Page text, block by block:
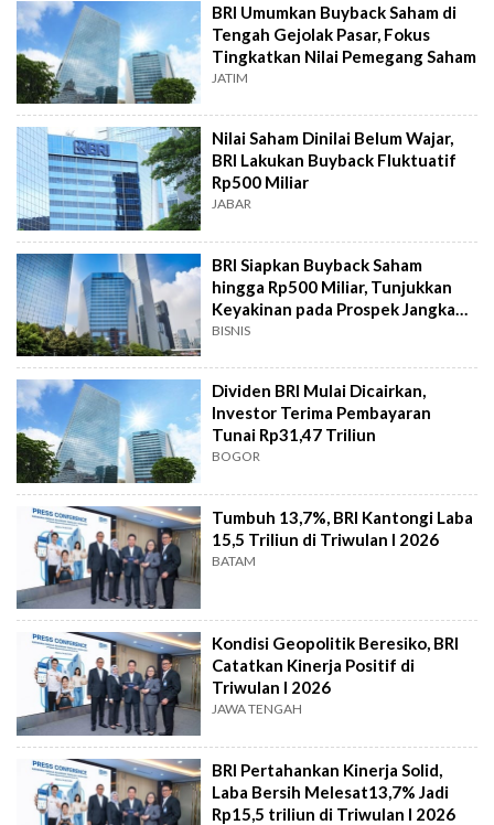
BRI Umumkan Buyback Saham di
Tengah Gejolak Pasar, Fokus
Tingkatkan Nilai Pemegang Saham
JATIM
Nilai Saham Dinilai Belum Wajar,
BRI Lakukan Buyback Fluktuatif
Rp500 Miliar
JABAR
BRI Siapkan Buyback Saham
hingga Rp500 Miliar, Tunjukkan
Keyakinan pada Prospek Jangka
Panjang
BISNIS
Dividen BRI Mulai Dicairkan,
Investor Terima Pembayaran
Tunai Rp31,47 Triliun
BOGOR
Tumbuh 13,7%, BRI Kantongi Laba
15,5 Triliun di Triwulan I 2026
BATAM
Kondisi Geopolitik Beresiko, BRI
Catatkan Kinerja Positif di
Triwulan I 2026
JAWA TENGAH
BRI Pertahankan Kinerja Solid,
Laba Bersih Melesat13,7% Jadi
Rp15,5 triliun di Triwulan I 2026